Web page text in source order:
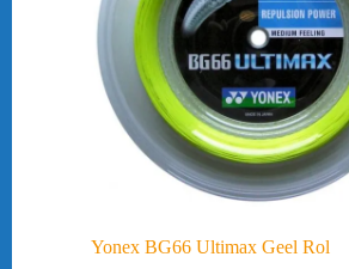
Yonex BG66 Ultimax Geel Rol